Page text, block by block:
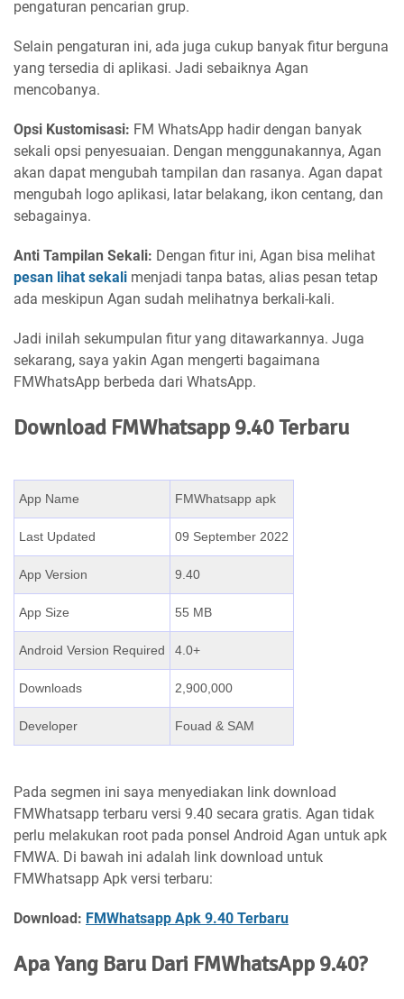
pengaturan pencarian grup.
Selain pengaturan ini, ada juga cukup banyak fitur berguna
yang tersedia di aplikasi. Jadi sebaiknya Agan
mencobanya.
Opsi Kustomisasi: FM WhatsApp hadir dengan banyak
sekali opsi penyesuaian. Dengan menggunakannya, Agan
akan dapat mengubah tampilan dan rasanya. Agan dapat
mengubah logo aplikasi, latar belakang, ikon centang, dan
sebagainya.
Anti Tampilan Sekali: Dengan fitur ini, Agan bisa melihat
pesan lihat sekali menjadi tanpa batas, alias pesan tetap
ada meskipun Agan sudah melihatnya berkali-kali.
Jadi inilah sekumpulan fitur yang ditawarkannya. Juga
sekarang, saya yakin Agan mengerti bagaimana
FMWhatsApp berbeda dari WhatsApp.
Download FMWhatsapp 9.40 Terbaru
App Name FMWhatsapp apk
Last Updated 09 September 2022
App Version 9.40
App Size 55 MB
Android Version Required 4.0+
Downloads 2,900,000
Developer Fouad & SAM
Pada segmen ini saya menyediakan link download
FMWhatsapp terbaru versi 9.40 secara gratis. Agan tidak
perlu melakukan root pada ponsel Android Agan untuk apk
FMWA. Di bawah ini adalah link download untuk
FMWhatsapp Apk versi terbaru:
Download: FMWhatsapp Apk 9.40 Terbaru
Apa Yang Baru Dari FMWhatsApp 9.40?